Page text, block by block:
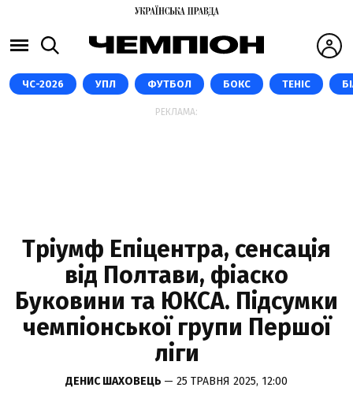
ЧС-2026 УПЛ ФУТБОЛ БОКС ТЕНІС
РЕКЛАМА:
Тріумф Епіцентра, сенсація
від Полтави, фіаско
Буковини та ЮКСА. Підсумки
чемпіонської групи Першої
ліги
ДЕНИС ШАХОВЕЦЬ — 25 ТРАВНЯ 2025, 12:00